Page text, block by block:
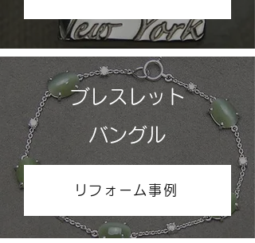
ブレスレット
​バングル
リフォーム事例